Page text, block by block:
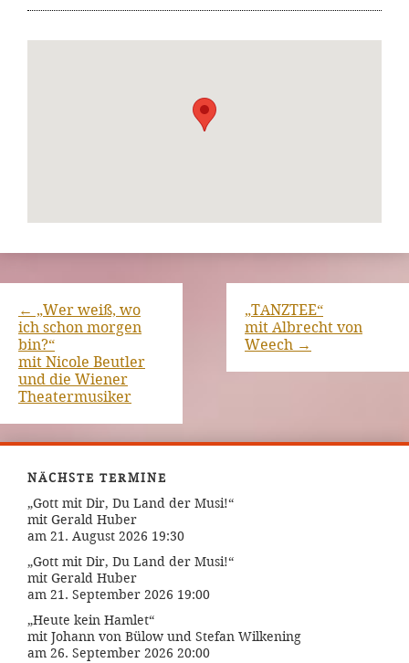
← „Wer weiß, wo
ich schon morgen
bin?“
mit Nicole Beutler
und die Wiener
Theatermusiker
„TANZTEE“
mit Albrecht von
Weech →
NÄCHSTE TERMINE
„Gott mit Dir, Du Land der Musi!“
mit Gerald Huber
am 21. August 2026 19:30
„Gott mit Dir, Du Land der Musi!“
mit Gerald Huber
am 21. September 2026 19:00
„Heute kein Hamlet“
mit Johann von Bülow und Stefan Wilkening
am 26. September 2026 20:00